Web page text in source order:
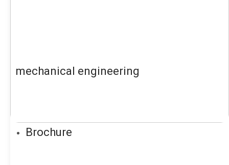
mechanical engineering
Brochure